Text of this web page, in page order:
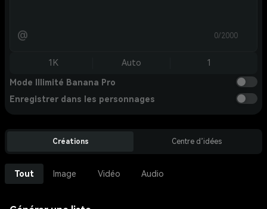
@ 0/2000
1K Auto 1
Mode Illimité Banana Pro
Enregistrer dans les personnages
Créations Centre d’idées
Tout Image Vidéo Audio